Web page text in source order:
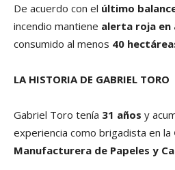
De acuerdo con el último
incendio mantiene alerta roja en
consumido al menos 40
LA HISTORIA DE GABRIEL TORO
Gabriel Toro tenía 31 años y
experiencia como brigadista en la
Manufacturera de Papeles y